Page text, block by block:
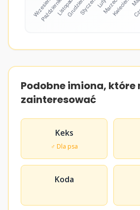
Podobne imiona, które
zainteresować
Keks
♂ Dla psa
Koda